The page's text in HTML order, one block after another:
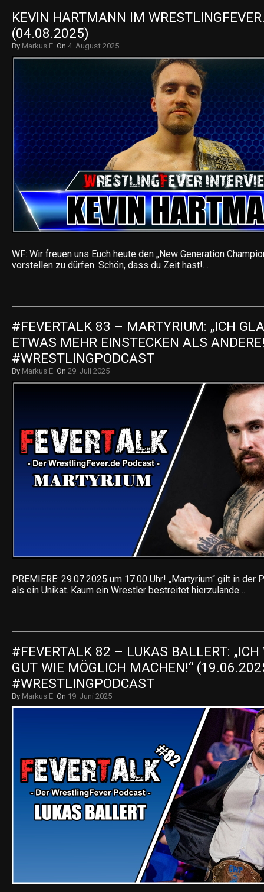
KEVIN HARTMANN IM
(04.08.2025)
By Markus E. On 4. August 2025
WF: Wir freuen uns Euch heute den „New Generation
vorstellen zu dürfen. Schön, dass du Zeit hast!…
#FEVERTALK 83 – MARTYRIUM: „ICH
ETWAS MEHR EINSTECKEN ALS
#WRESTLINGPODCAST
By Markus E. On 29. Juli 2025
PREMIERE: 29.07.2025 um 17.00 Uhr! „Martyrium“ gilt in der
als ein Unikat. Kaum ein Wrestler bestreitet hierzulande…
#FEVERTALK 82 – LUKAS BALLERT:
GUT WIE MÖGLICH MACHEN!“
#WRESTLINGPODCAST
By Markus E. On 19. Juni 2025